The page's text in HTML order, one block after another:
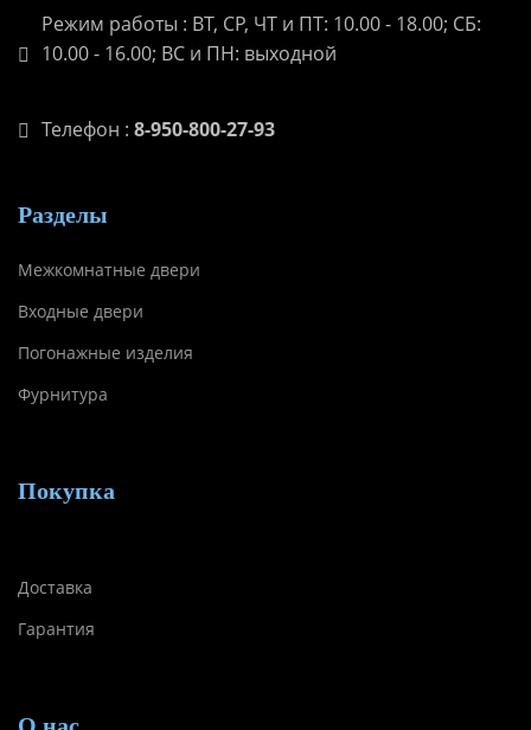
Режим работы : ВТ, СР, ЧТ и ПТ: 10.00 - 18.00; СБ:
10.00 - 16.00; ВС и ПН: выходной
Телефон : 8-950-800-27-93
Разделы
Межкомнатные двери
Входные двери
Погонажные изделия
Фурнитура
Покупка
Доставка
Гарантия